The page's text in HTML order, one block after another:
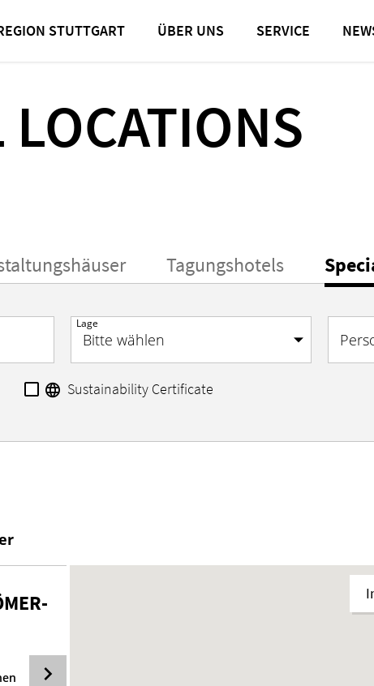
STUTTGART ÜBER UNS SERVICE
LOCATIONS
Tagungshotels
Lage
Sustainability Certificate